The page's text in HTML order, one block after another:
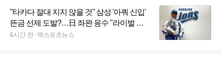
"타카다 절대 지지 않을 것" 삼성 '아쿼 신입'
뜬금 선제 도발?…日 좌완 응수 "라이벌 경
쟁의식 여전해, 나도 안 지겠다"
6시간 전 엑스포츠뉴스